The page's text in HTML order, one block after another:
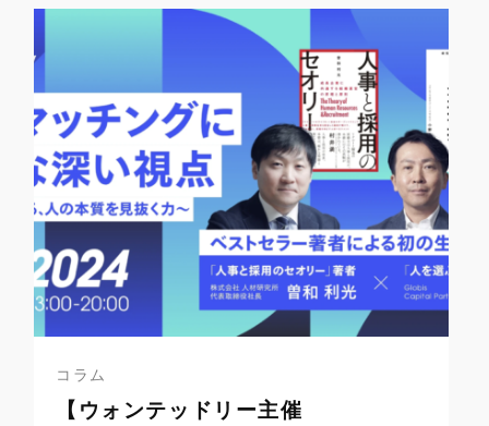
コラム
【ウォンテッドリー主催